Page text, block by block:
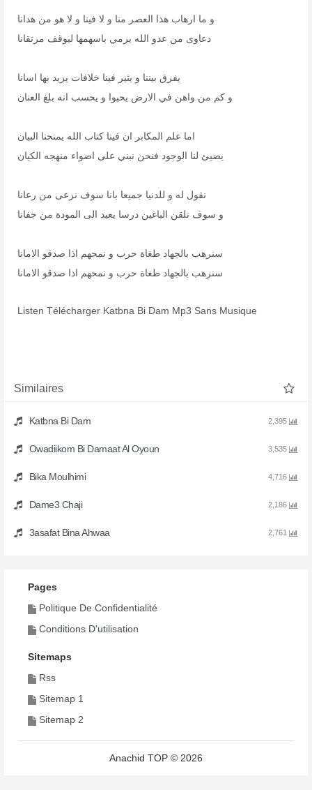
و ما ارهاب هذا العصر منا و لا فينا و لا هو من هدانا
دعاوى من عدو الله يرمي باسهمها ليوقف مرتقانا
يفرق بيننا و يثير فينا خلافات يزيد بها اسانا
و كم من واهن في الارض يحبوا و يحسب انه بلغ العنان
اما علم المكابر ان فينا كتاب الله يمنحنا البيان
يضيئ لنا الوجود فنحن نبني على اضواء منهجه الكيان
نقول له و للدنيا جميعا بانا سوف نرعى من رعانا
و سوف نلقن الباغين درسا يعيد الى المودة من جفانا
سنرهب بالجهاد طغاة حرب و نمحهم اذا صدقو الامانا
سنرهب بالجهاد طغاة حرب و نمحهم اذا صدقو الامانا
Listen Télécharger Katbna Bi Dam Mp3 Sans Musique
Similaires
Katbna Bi Dam 2,395
Owadiikom Bi Damaat Al Oyoun 3,535
Bika Moulhimi 4,716
Dame3 Chaji 2,186
3asafat Bina Ahwaa 2,761
Pages
Politique De Confidentialité
Conditions D'utilisation
Sitemaps
Rss
Sitemap 1
Sitemap 2
Anachid TOP © 2026